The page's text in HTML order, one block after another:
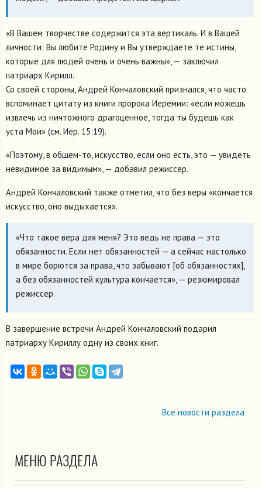
«В Вашем творчестве содержится эта вертикаль. И в Вашей
личности: Вы любите Родину и Вы утверждаете те истины,
которые для людей очень и очень важны», — заключил
патриарх Кирилл.
Со своей стороны, Андрей Кончаловский признался, что часто
вспоминает цитату из книги пророка Иеремии: «если можешь
извлечь из ничтожного драгоценное, тогда ты будешь как
уста Мои» (см. Иер. 15:19).
«Поэтому, в общем-то, искусство, если оно есть, это — увидеть
невидимое за видимым», — добавил режиссер.
Андрей Кончаловский также отметил, что без веры «кончается
искусство, оно выдыхается».
«Что такое вера для меня? Это ведь не права — это
обязанности. Если нет обязанностей — а сейчас настолько
в мире борются за права, что забывают [об обязанностях],
а без обязанностей культура кончается», — резюмировал
режиссер.
В завершение встречи Андрей Кончаловский подарил
патриарху Кириллу одну из своих книг.
Все новости раздела
МЕНЮ РАЗДЕЛА